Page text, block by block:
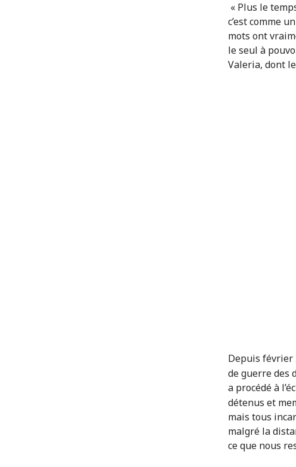
« Plus le
c’est comme
mots ont
le seul à
Valeria, dont
Depuis février
de guerre des
a procédé à
détenus et
mais tous
malgré la
ce que nous